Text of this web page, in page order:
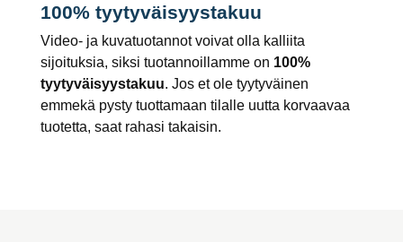
100% tyytyväisyystakuu
Video- ja kuvatuotannot voivat olla kalliita
sijoituksia, siksi tuotannoillamme on 100%
tyytyväisyystakuu. Jos et ole tyytyväinen
emmekä pysty tuottamaan tilalle uutta korvaavaa
tuotetta, saat rahasi takaisin.